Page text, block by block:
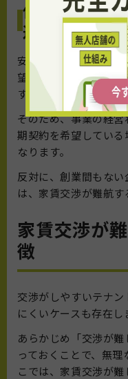
信頼できる借
込める場合
安定した経営基盤を
望するテナントは、オ
す。
そのため、事業の経
期契約を希望している
なります。
反対に、創業間もな
は、家賃交渉が難航す
家賃交渉が
徴
交渉がしやすいテナ
にくいケースも存在し
あらかじめ「交渉が
っておくことで、無
こでは、家賃交渉が